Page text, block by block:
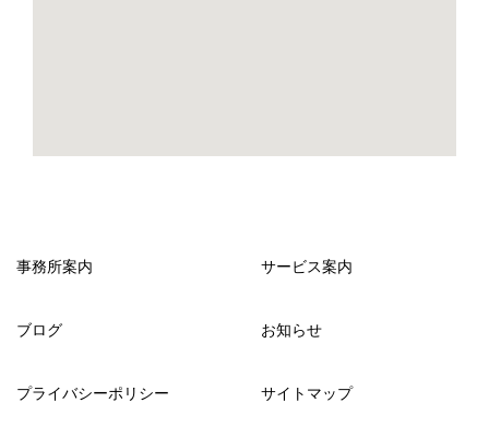
事務所案内 サービス案内
ブログ お知らせ
プライバシーポリシー サイトマップ